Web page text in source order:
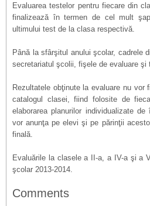
Evaluarea testelor pentru fiecare din
finalizează în termen de cel mult
ultimului test de la clasa respectivă.
Până la sfârşitul anului şcolar, cadrele
secretariatul şcolii, fişele de evaluare
Rezultatele obţinute la evaluare nu
catalogul clasei, fiind folosite de
elaborarea planurilor individualizate
vor anunţa pe elevi şi pe părinţii
finală.
Evaluările la clasele a II-a, a IV-a şi a
şcolar 2013-2014.
Comments